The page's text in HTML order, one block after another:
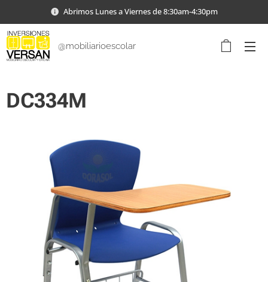
Abrimos Lunes a Viernes de 8:30am-4:30pm
@mobiliarioescolar
DC334M